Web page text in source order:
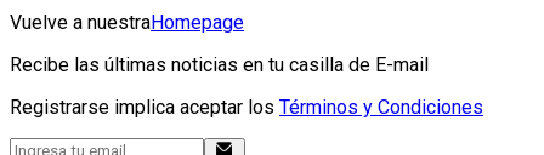
Vuelve a nuestraHomepage
Recibe las últimas noticias en tu casilla de E-mail
Registrarse implica aceptar los Términos y Condiciones